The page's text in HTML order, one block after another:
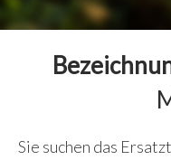
Sie suchen das